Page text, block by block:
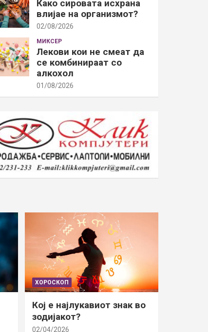
Како сировата исхрана
влијае на организмот?
02/08/2026
МИКСЕР
Лекови кои не смеат да
се комбинираат со
алкохол
01/08/2026
ХОРОСКОП
Кој е најлукавиот знак во
зодијакот?
02/04/2026